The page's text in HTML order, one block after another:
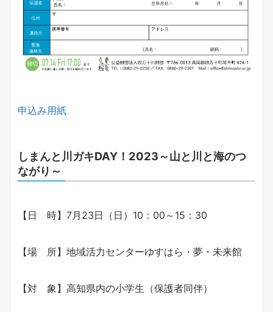
申込み用紙
しまんと川ガキDAY！2023～山と川と海のつ
ながり～
【日 時】7月23日（日）10：00～15：30
【場 所】地域活力センターゆすはら・夢・未来館
【対 象】高知県内の小学生（保護者同伴）